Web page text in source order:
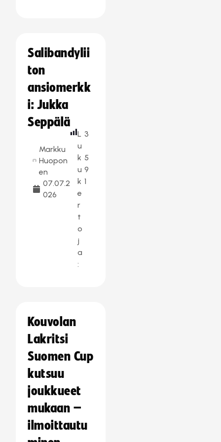
Salibandylii
ton
ansiomerkk
i: Jukka
Seppälä
Markku
Huopon
en
07.07.2
026
L
u
k
u
k
e
r
t
o
j
a
:
3
5
9
1
Kouvolan
Lakritsi
Suomen Cup
kutsuu
joukkueet
mukaan –
ilmoittautu